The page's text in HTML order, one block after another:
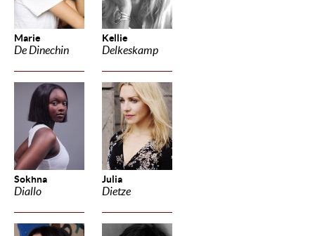
Marie
De Dinechin
Kellie
Delkeskamp
Sokhna
Diallo
Julia
Dietze